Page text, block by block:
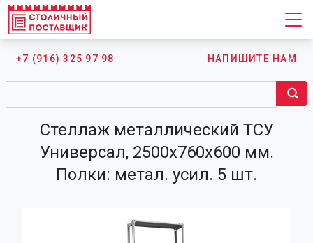
+7 (916) 325 97 98 НАПИШИТЕ НАМ
Стеллаж металлический ТСУ
Универсал, 2500х760х600 мм.
Полки: метал. усил. 5 шт.